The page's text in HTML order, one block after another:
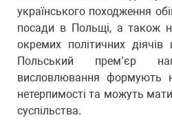
українського походження
посади в Польщі, а також
окремих політичних діячів
Польський прем’єр
висловлювання формують
нетерпимості та можуть
суспільства.